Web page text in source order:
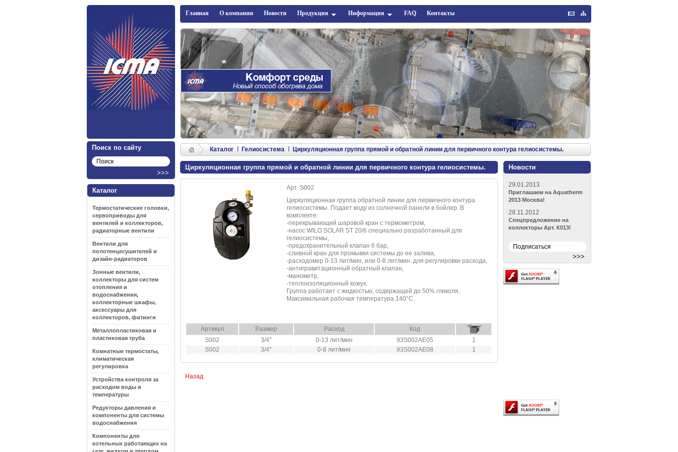
Каталог Гелиосистема Циркуляционная группа прямой и обратной линии для первичного контура гелиосистемы.
Циркуляционная группа прямой и обратной линии для первичного контура гелиосистемы.
Арт. S002
Циркуляционная группа обратной линии для первичного контура
гелиосистемы. Подает воду из солнечной панели в бойлер. В
комплекте:
-перекрывающий шаровой кран с термометром,
-насос WILO SOLAR ST 20/6 специально разработанный для
гелиосистемы,
-предохранительный клапан 6 бар,
-сливной кран для промывки системы до ее залива,
-расходомер 0-13 лит/мин, или 0-8 лит/мин. для регулировки расхода,
-антигравитационный обратный клапан,
-манометр,
-теплоизоляционный кожух.
Группа работает с жидкостью, содержащей до 50% гликоля.
Максимальная рабочая температура 140°C.
Артикул
S002
S002
Размер Расход
Код
3/4''
0-13 лит/мин 93S002AE05
1
3/4''
0-8 лит/мин 93S002AE08 1
Назад
Новости
29.01.2013
Приглашаем на Aquatherm
2013 Москва!
28.11.2012
Спецпредложение на
коллекторы Арт. К013!
Архив новостей >
Каталог
Термостатические головки,
сервоприводы для
вентилей и коллекторов,
радиаторные вентили
Вентили для
полотенцесушителей и
дизайн-радиаторов
Зонные вентили,
коллекторы для систем
отопления и
водоснабжения,
коллекторные шкафы,
аксессуары для
коллекторов, фитинги
Металлопластиковая и
пластиковая труба
Комнатные термостаты,
климатическая
регулировка
Устройства контроля за
расходом воды и
температуры
Редукторы давления и
компоненты для системы
водоснабжения
Компоненты для
котельных работающих на
ICMA
Обратная
связь
Карта
сайта
Главная О компании Новости Продукция Информация FAQ Контакты
Поиск по сайту